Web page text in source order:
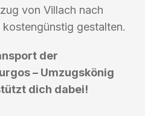
von Villach nach
gestalten.
der
– Umzugskönig
dich dabei!